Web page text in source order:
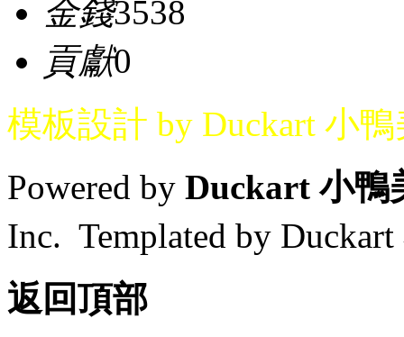
金錢3538
貢獻0
模板設計 by Duckart 小
Powered by Duckart 小鴨
Inc. Templated by
返回頂部